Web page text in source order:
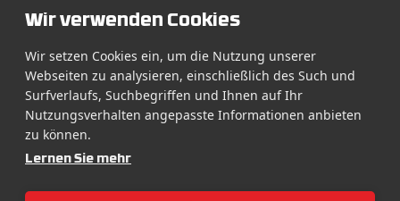
Wir verwenden Cookies
Wir setzen Cookies ein, um die Nutzung unserer
Webseiten zu analysieren, einschließlich des Such und
Surfverlaufs, Suchbegriffen und Ihnen auf Ihr
Nutzungsverhalten angepasste Informationen anbieten
zu können.
Lernen Sie mehr
Merchandise
O festivalu:
Historie